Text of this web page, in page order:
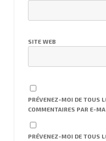
SITE WEB
PRÉVENEZ-MOI DE TOUS
COMMENTAIRES PAR E-
PRÉVENEZ-MOI DE TOUS